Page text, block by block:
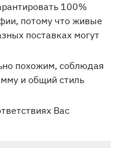
100%
потому что живые
поставках могут
похожим, соблюдая
и общий стиль
Вас